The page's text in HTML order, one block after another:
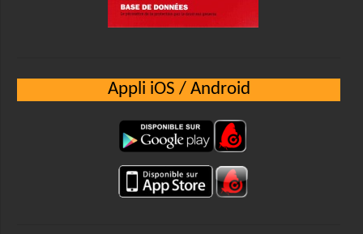
Appli iOS / Android